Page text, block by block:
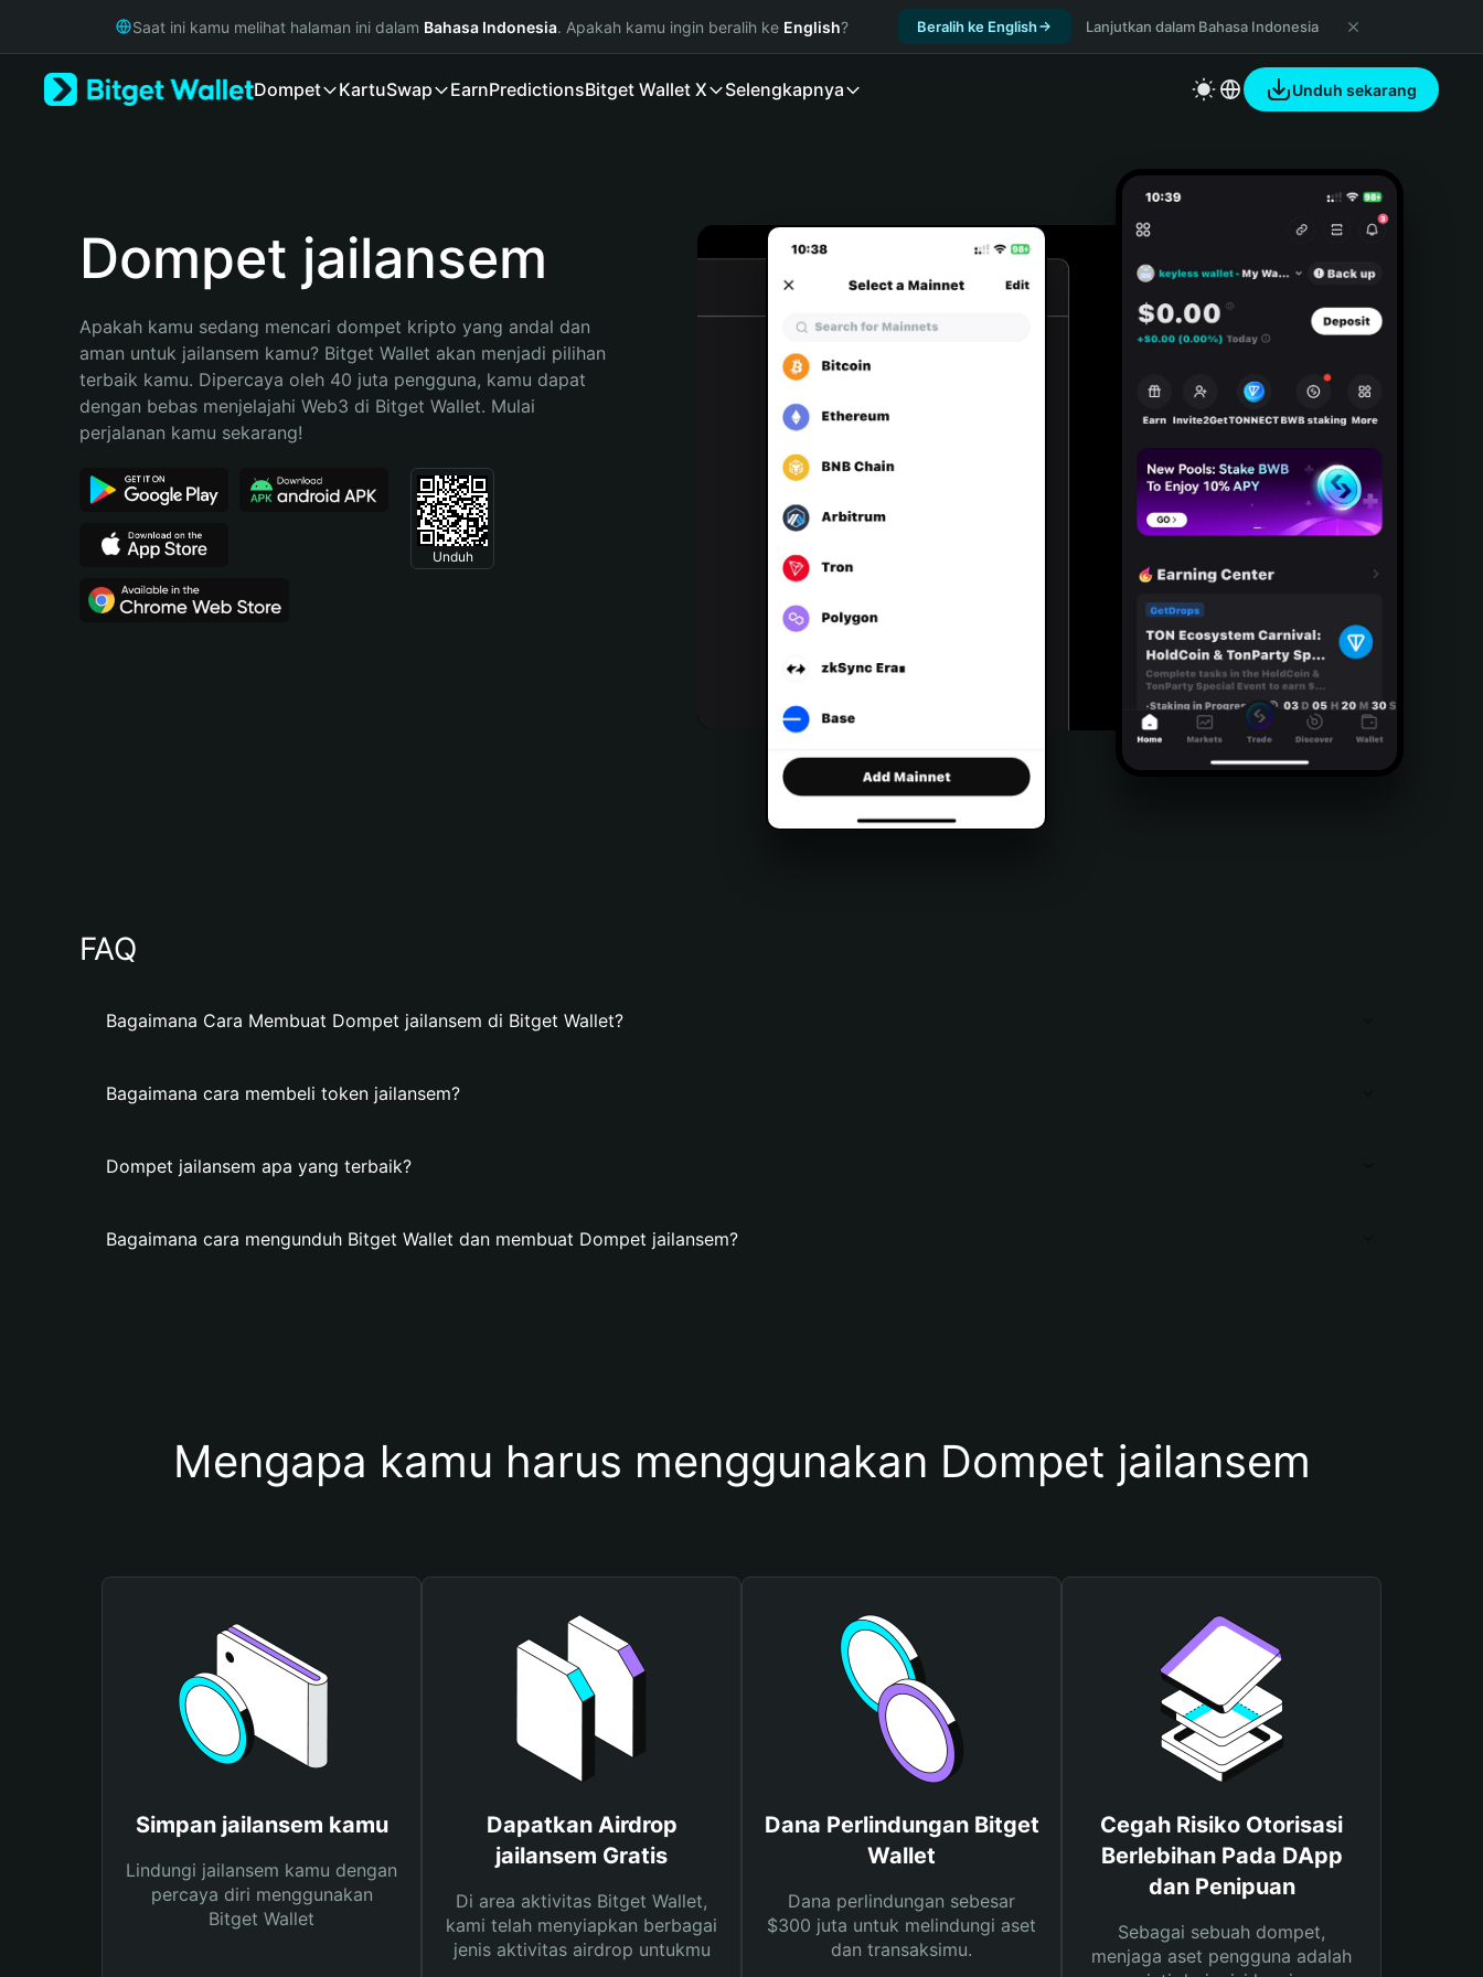
Русский
Bahasa Indonesia
Español (Argentina)
Saat ini kamu melihat halaman ini dalam Bahasa Indonesia. Apakah kamu ingin beralih ke English? Beralih ke English Lanjutkan dalam Bahasa Indonesia
Dompet KartuSwap EarnPredictionsBitget Wallet X Selengkapnya Unduh sekarang
Dompet jailansem
Apakah kamu sedang mencari dompet kripto yang andal dan
aman untuk jailansem kamu? Bitget Wallet akan menjadi pilihan
terbaik kamu. Dipercaya oleh 40 juta pengguna, kamu dapat
dengan bebas menjelajahi Web3 di Bitget Wallet. Mulai
perjalanan kamu sekarang!
Unduh
FAQ
Bagaimana Cara Membuat Dompet jailansem di Bitget Wallet?
Bagaimana cara membeli token jailansem?
Dompet jailansem apa yang terbaik?
Bagaimana cara mengunduh Bitget Wallet dan membuat Dompet jailansem?
Mengapa kamu harus menggunakan Dompet jailansem
Simpan jailansem kamu
Lindungi jailansem kamu dengan
percaya diri menggunakan
Bitget Wallet
Dapatkan Airdrop
jailansem Gratis
Di area aktivitas Bitget Wallet,
kami telah menyiapkan berbagai
jenis aktivitas airdrop untukmu
Dana Perlindungan Bitget
Wallet
Dana perlindungan sebesar
$300 juta untuk melindungi aset
dan transaksimu.
Cegah Risiko Otorisasi
Berlebihan Pada DApp
dan Penipuan
Sebagai sebuah dompet,
menjaga aset pengguna adalah